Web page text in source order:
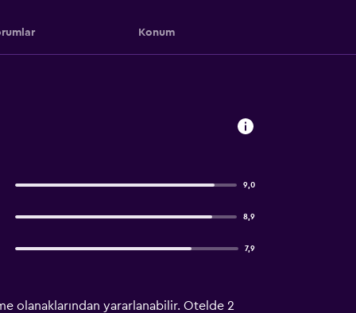
Konum
9,0
8,9
7,9
olanaklarından yararlanabilir. Otelde 2